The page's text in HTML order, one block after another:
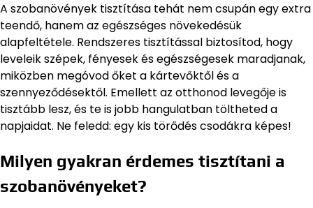
A szobanövények tisztítása tehát nem csupán egy extra
teendő, hanem az egészséges növekedésük
alapfeltétele. Rendszeres tisztítással biztosítod, hogy
leveleik szépek, fényesek és egészségesek maradjanak,
miközben megóvod őket a kártevőktől és a
szennyeződésektől. Emellett az otthonod levegője is
tisztább lesz, és te is jobb hangulatban töltheted a
napjaidat. Ne feledd: egy kis törődés csodákra képes!
Milyen gyakran érdemes tisztítani a
szobanövényeket?